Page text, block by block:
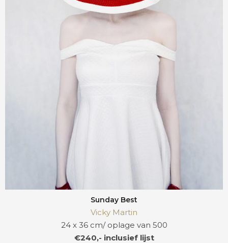
Sunday Best
Vicky Martin
24 x 36 cm/ oplage van 500
€240,- inclusief lijst